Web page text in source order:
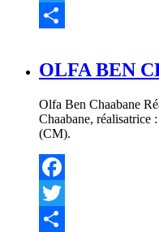
Twitter
OLFA BEN
Olfa Ben Chaabane
Chaabane, réalisatrice
(CM).
Facebook
Twitter